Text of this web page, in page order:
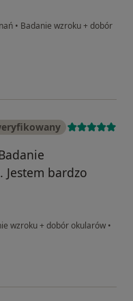
• Badanie wzroku + dobór
Jestem bardzo
wzroku + dobór okularów •